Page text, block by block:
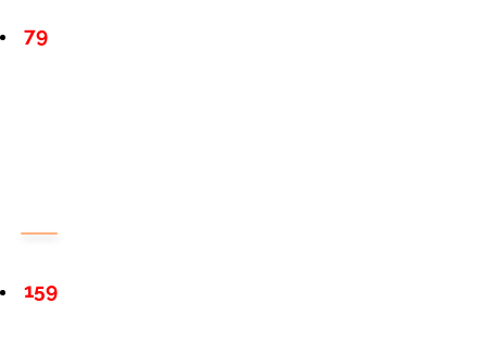
79
159